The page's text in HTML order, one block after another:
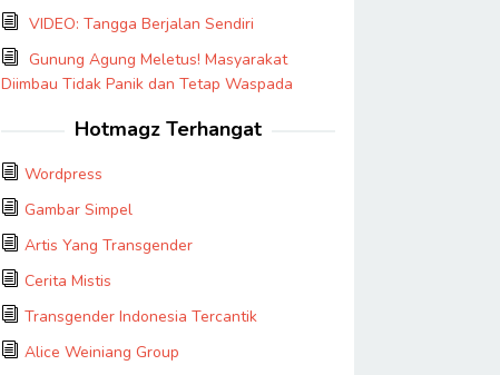
VIDEO: Tangga Berjalan Sendiri
Gunung Agung Meletus! Masyarakat
Diimbau Tidak Panik dan Tetap Waspada
Hotmagz Terhangat
Wordpress
Gambar Simpel
Artis Yang Transgender
Cerita Mistis
Transgender Indonesia Tercantik
Alice Weiniang Group